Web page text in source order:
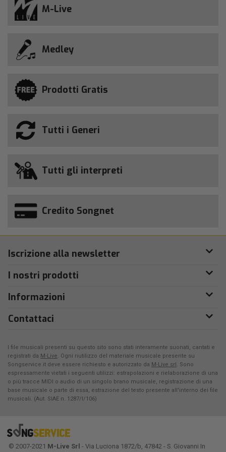
M-Live
Medley
Prodotti Gratis
Tutti i Generi
Tutti gli interpreti
Credito Songnet
Iscrizione alla newsletter
I nostri prodotti
Informazioni
Contattaci
I file musicali presenti su questo sito sono stati interamente suonati, cantati e
registrati da M-Live. Ogni riutilizzo del materiale musicale presente su
Songservice.it deve essere richiesto e autorizzato da M-Live srl. Sono
espressamente vietati i seguenti utilizzi: estrapolazioni e rielaborazione di una
o più tracce MIDI o audio di un singolo brano musicale, registrazione di una
base musicale o parte di essa, estrazione del testo presente all'interno dei file
musicali. (Aut. SIAE n. 1287/I/106)
© 2007-2021 M-Live Srl - Via Luciona 1872/b, 47842 - S. Giovanni In